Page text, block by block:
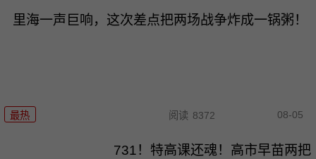
里海一声巨响，这次差点把两场战争炸成一锅粥！
最热 阅读 8372 08-05
731！特高课还魂！高市早苗两把